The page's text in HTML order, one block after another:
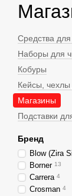
Средства
Наборы для
Кобуры
Кейсы,
Магазины
Подставки
Бренд
Blow (Zira
Borner 13
Carrera 4
Crosman 4